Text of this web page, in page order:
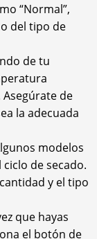
“Normal”,
del tipo de
de tu
de
la adecuada
modelos
de secado.
y el tipo
que hayas
el botón de